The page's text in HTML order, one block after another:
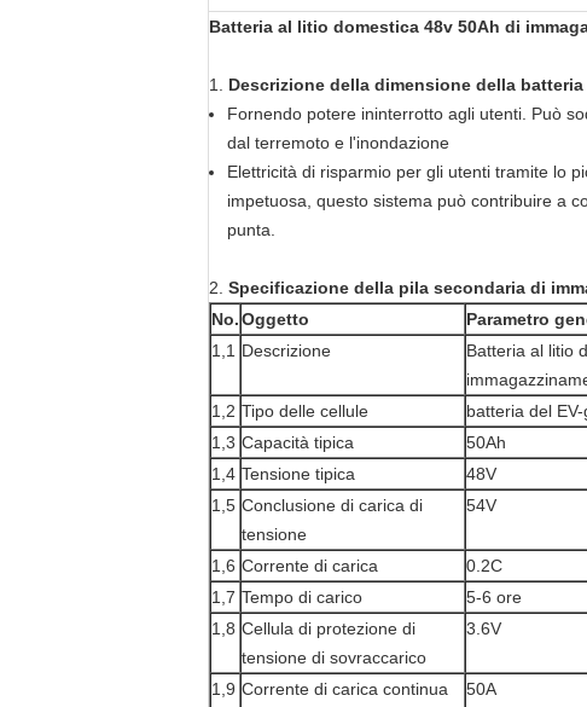
Batteria al litio domestica 48v 50Ah di
1. Descrizione della dimensione della
Fornendo potere ininterrotto agli utenti. Può
dal terremoto e l'inondazione
Elettricità di risparmio per gli utenti tramite lo
impetuosa, questo sistema può contribuire a
punta.
2. Specificazione della pila secondaria di
No.Oggetto
Parametro
1,1 Descrizione
Batteria al litio
1,2 Tipo delle cellule
batteria del
1,3 Capacità tipica
50Ah
1,4 Tensione tipica
48V
1,5 Conclusione di carica di
tensione
54V
1,6 Corrente di carica
0.2C
1,7 Tempo di carico
5-6 ore
1,8 Cellula di protezione di
tensione di sovraccarico
3.6V
1,9 Corrente di carica continua
50A